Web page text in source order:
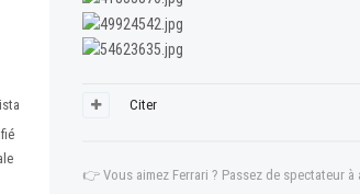
Citer
👉 Vous aimez Ferrari ? Passez de spectateur à